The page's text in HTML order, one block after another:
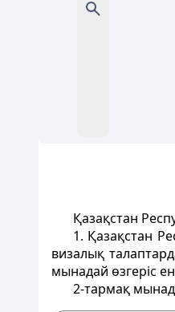
Қазақстан
1. Қазақстан
визалық
мынадай өзгеріс
2-тармақ